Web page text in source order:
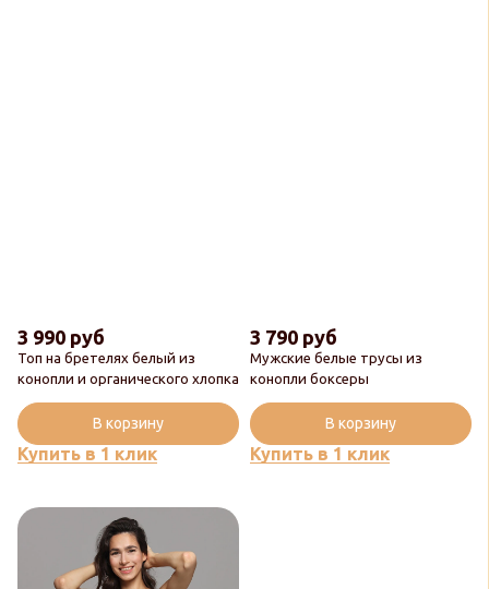
Топ на бретелях белый из
конопли и органического хлопка
3 990 руб
Купить в 1 клик
В корзину
Мужские белые трусы из
конопли боксеры
3 790 руб
Купить в 1 клик
В корзину